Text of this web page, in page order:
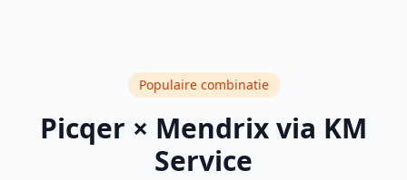
Populaire combinatie
Picqer × Mendrix via KM
Service